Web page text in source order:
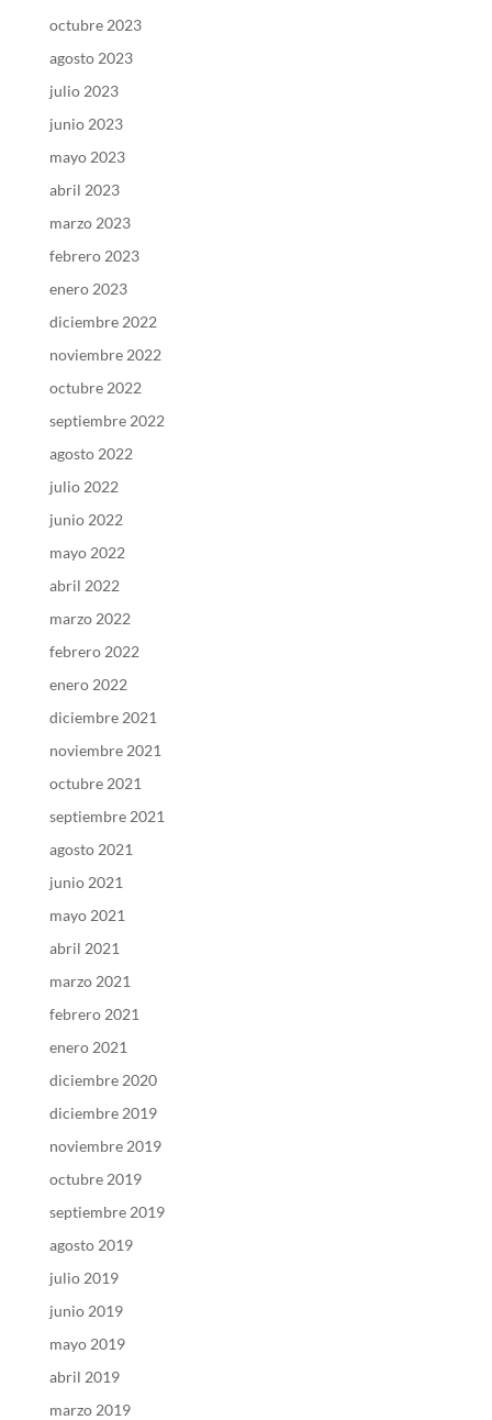
octubre 2023
agosto 2023
julio 2023
junio 2023
mayo 2023
abril 2023
marzo 2023
febrero 2023
enero 2023
diciembre 2022
noviembre 2022
octubre 2022
septiembre 2022
agosto 2022
julio 2022
junio 2022
mayo 2022
abril 2022
marzo 2022
febrero 2022
enero 2022
diciembre 2021
noviembre 2021
octubre 2021
septiembre 2021
agosto 2021
junio 2021
mayo 2021
abril 2021
marzo 2021
febrero 2021
enero 2021
diciembre 2020
diciembre 2019
noviembre 2019
octubre 2019
septiembre 2019
agosto 2019
julio 2019
junio 2019
mayo 2019
abril 2019
marzo 2019